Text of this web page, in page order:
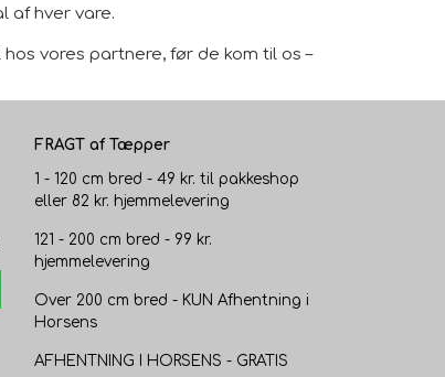
af hver vare.
vores partnere, før de kom til os –
FRAGT af Tæpper
1 - 120 cm bred - 49 kr. til pakkeshop
eller 82 kr. hjemmelevering
121 - 200 cm bred - 99 kr.
hjemmelevering
Over 200 cm bred - KUN Afhentning i
Horsens
AFHENTNING I HORSENS - GRATIS